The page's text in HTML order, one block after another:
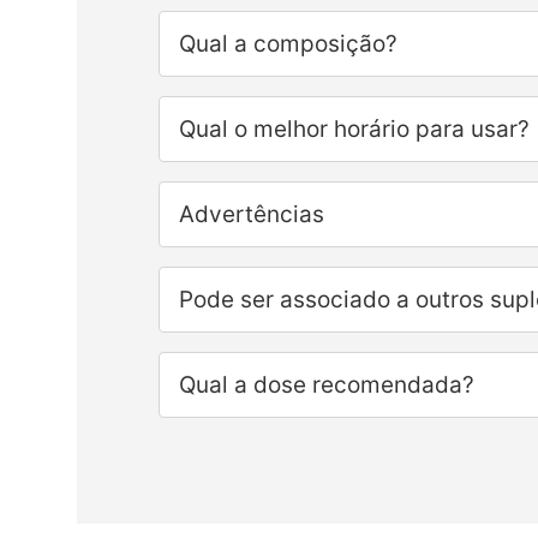
Qual a composição?
Qual o melhor horário para usar?
Advertências
Pode ser associado a outros
Qual a dose recomendada?